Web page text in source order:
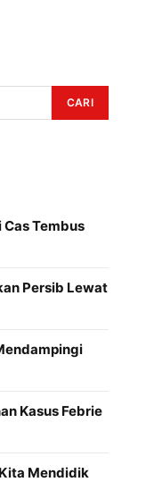
CARI
Cas Tembus
Persib Lewat
Kasus Febrie
Mendidik